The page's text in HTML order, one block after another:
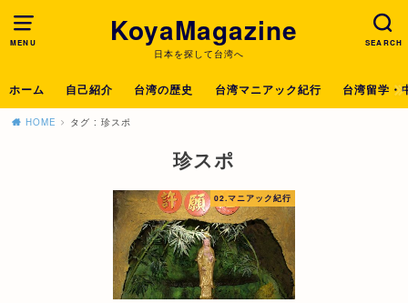
MENU SEARCH
KoyaMagazine
日本を探して台湾へ
ホーム 自己紹介 台湾の歴史 台湾マニアック紀行 台湾留学・
HOME タグ : 珍スポ
珍スポ
02.マニアック紀行